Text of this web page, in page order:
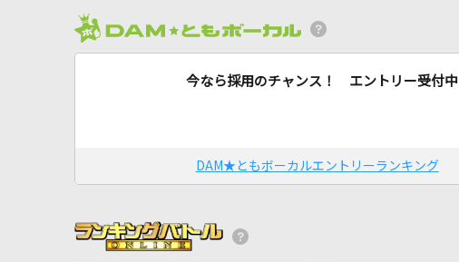
今なら採用のチャンス！ エントリー受付中
DAM★ともボーカルエントリーランキング